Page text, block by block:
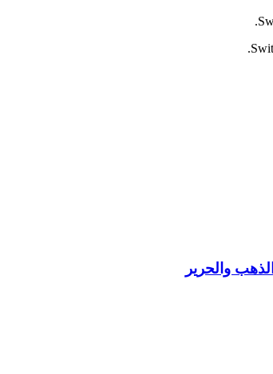
والحرير